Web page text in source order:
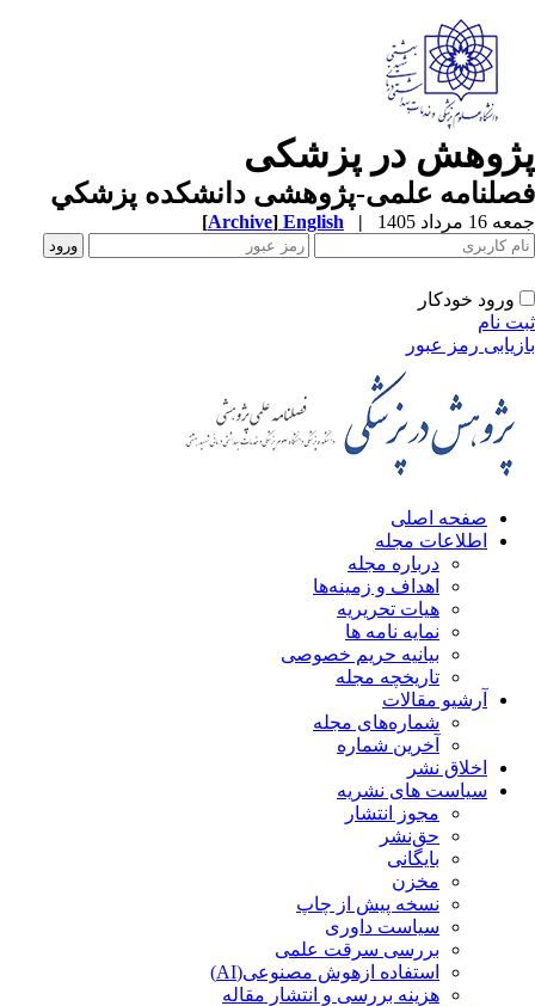
در پزشکی
علمی-پژوهشی دانشکده پزشکي
مرداد 1405 |
English
[Archive]
ورود خودکار
نام
رمز عبور
صفحه اصلی
اطلاعات مجله
درباره مجله
اهداف و زمینه‌ها
هیات تحریریه
نمایه نامه ها
بیانیه حریم خصوصی
تاریخچه مجله
آرشیو مقالات
شماره‌های مجله
آخرین شماره
اخلاق نشر
سیاست های نشریه
مجوز انتشار
حق‌نشر
بایگانی
مخزن
نسخه پیش از چاپ
سیاست داوری
بررسی سرقت علمی
استفاده ازهوش مصنوعی(AI)
هزینه بررسی و انتشار مقاله